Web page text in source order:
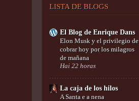
LISTA DE BLOGS
El Blog de Enrique Dans
Elon Musk y el privilegio de
cobrar hoy por los milagros
de mañana
Hai 22 horas
La caja de los hilos
A Santa e a nena